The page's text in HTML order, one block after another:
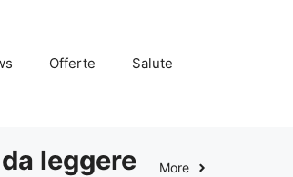
Offerte Salute
leggere More